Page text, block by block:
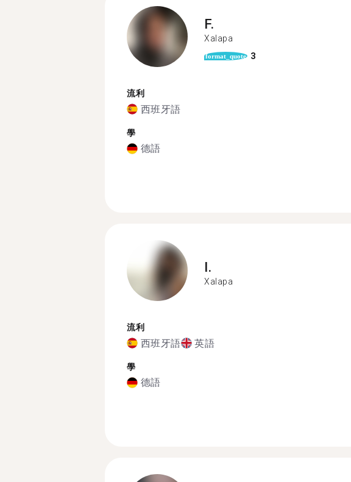
F.
Xalapa
format_quote 3
流利
西班牙語
學
德語
I.
Xalapa
流利
西班牙語 英語
學
德語